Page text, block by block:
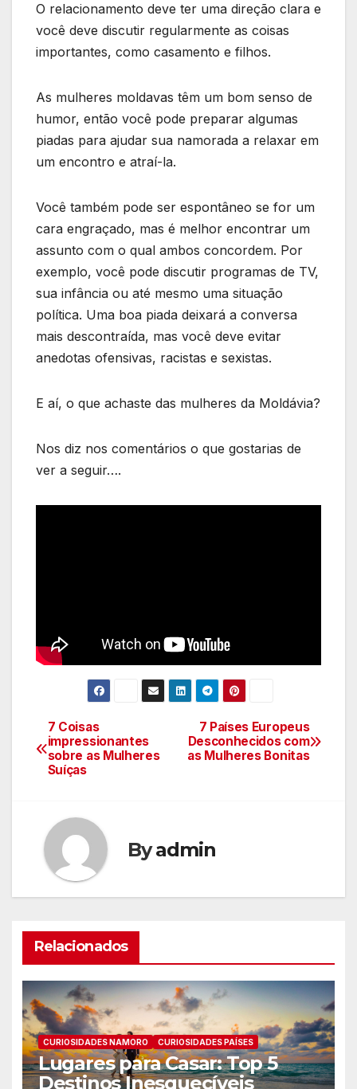
O relacionamento deve ter uma direção clara e
você deve discutir regularmente as coisas
importantes, como casamento e filhos.
As mulheres moldavas têm um bom senso de
humor, então você pode preparar algumas
piadas para ajudar sua namorada a relaxar em
um encontro e atraí-la.
Você também pode ser espontâneo se for um
cara engraçado, mas é melhor encontrar um
assunto com o qual ambos concordem. Por
exemplo, você pode discutir programas de TV,
sua infância ou até mesmo uma situação
política. Uma boa piada deixará a conversa
mais descontraída, mas você deve evitar
anedotas ofensivas, racistas e sexistas.
E aí, o que achaste das mulheres da Moldávia?
Nos diz nos comentários o que gostarias de
ver a seguir….
Navegação
de
7 Países Europeus
Desconhecidos com
as Mulheres Bonitas
7 Coisas
impressionantes
sobre as Mulheres
Suíças
Byadmin
Relacionados
CURIOSIDADES NAMORO CURIOSIDADES PAÍSES
Lugares para Casar: Top 5
Destinos Inesquecíveis